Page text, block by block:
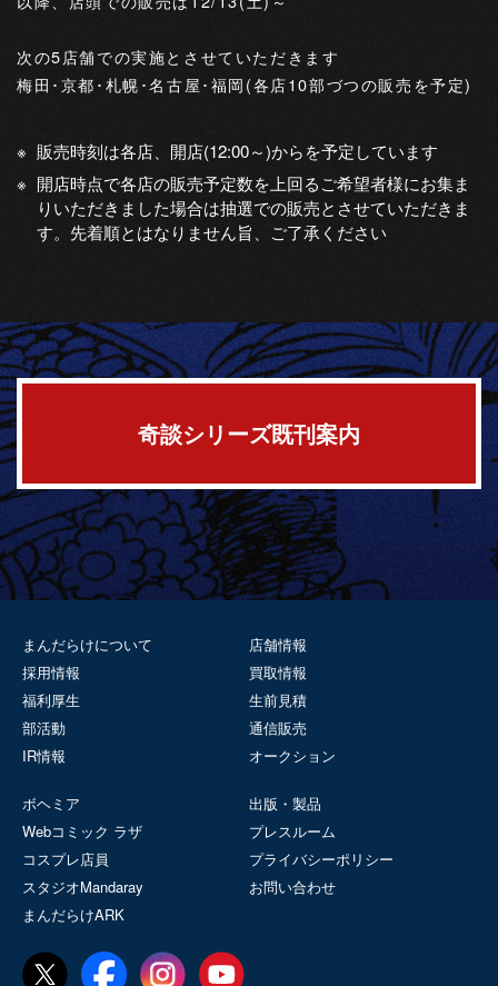
次の5店舗での実施とさせていただきます
梅田･京都･札幌･名古屋･福岡(各店10部づつの販売を予定)
販売時刻は各店、開店(12:00～)からを予定しています
開店時点で各店の販売予定数を上回るご希望者様にお集ま
りいただきました場合は抽選での販売とさせていただきま
す。先着順とはなりません旨、ご了承ください
奇談シリーズ既刊案内
まんだらけについて
採用情報
福利厚生
部活動
IR情報
店舗情報
買取情報
生前見積
通信販売
オークション
ボヘミア
Webコミック ラザ
コスプレ店員
スタジオMandaray
まんだらけARK
出版・製品
プレスルーム
プライバシーポリシー
お問い合わせ